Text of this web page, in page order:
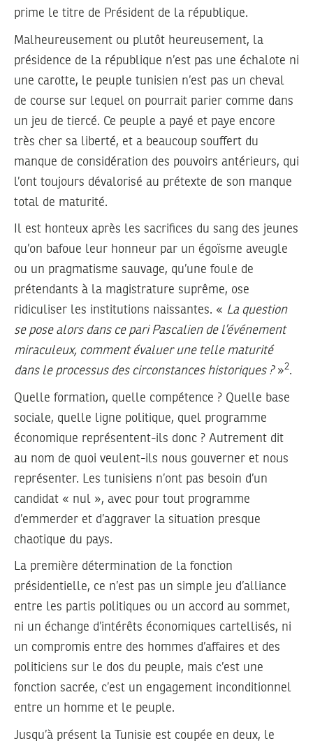
prime le titre de Président de la république.
Malheureusement ou plutôt heureusement, la
présidence de la république n’est pas une échalote ni
une carotte, le peuple tunisien n’est pas un cheval
de course sur lequel on pourrait parier comme dans
un jeu de tiercé. Ce peuple a payé et paye encore
très cher sa liberté, et a beaucoup souffert du
manque de considération des pouvoirs antérieurs, qui
l’ont toujours dévalorisé au prétexte de son manque
total de maturité.
Il est honteux après les sacrifices du sang des jeunes
qu’on bafoue leur honneur par un égoïsme aveugle
ou un pragmatisme sauvage, qu’une foule de
prétendants à la magistrature suprême, ose
ridiculiser les institutions naissantes. « La question
se pose alors dans ce pari Pascalien de l’événement
miraculeux, comment évaluer une telle maturité
dans le processus des circonstances historiques ?»2.
Quelle formation, quelle compétence ? Quelle base
sociale, quelle ligne politique, quel programme
économique représentent-ils donc ? Autrement dit
au nom de quoi veulent-ils nous gouverner et nous
représenter. Les tunisiens n’ont pas besoin d’un
candidat « nul », avec pour tout programme
d’emmerder et d’aggraver la situation presque
chaotique du pays.
La première détermination de la fonction
présidentielle, ce n’est pas un simple jeu d’alliance
entre les partis politiques ou un accord au sommet,
ni un échange d’intérêts économiques cartellisés, ni
un compromis entre des hommes d’affaires et des
politiciens sur le dos du peuple, mais c’est une
fonction sacrée, c’est un engagement inconditionnel
entre un homme et le peuple.
Jusqu’à présent la Tunisie est coupée en deux, le